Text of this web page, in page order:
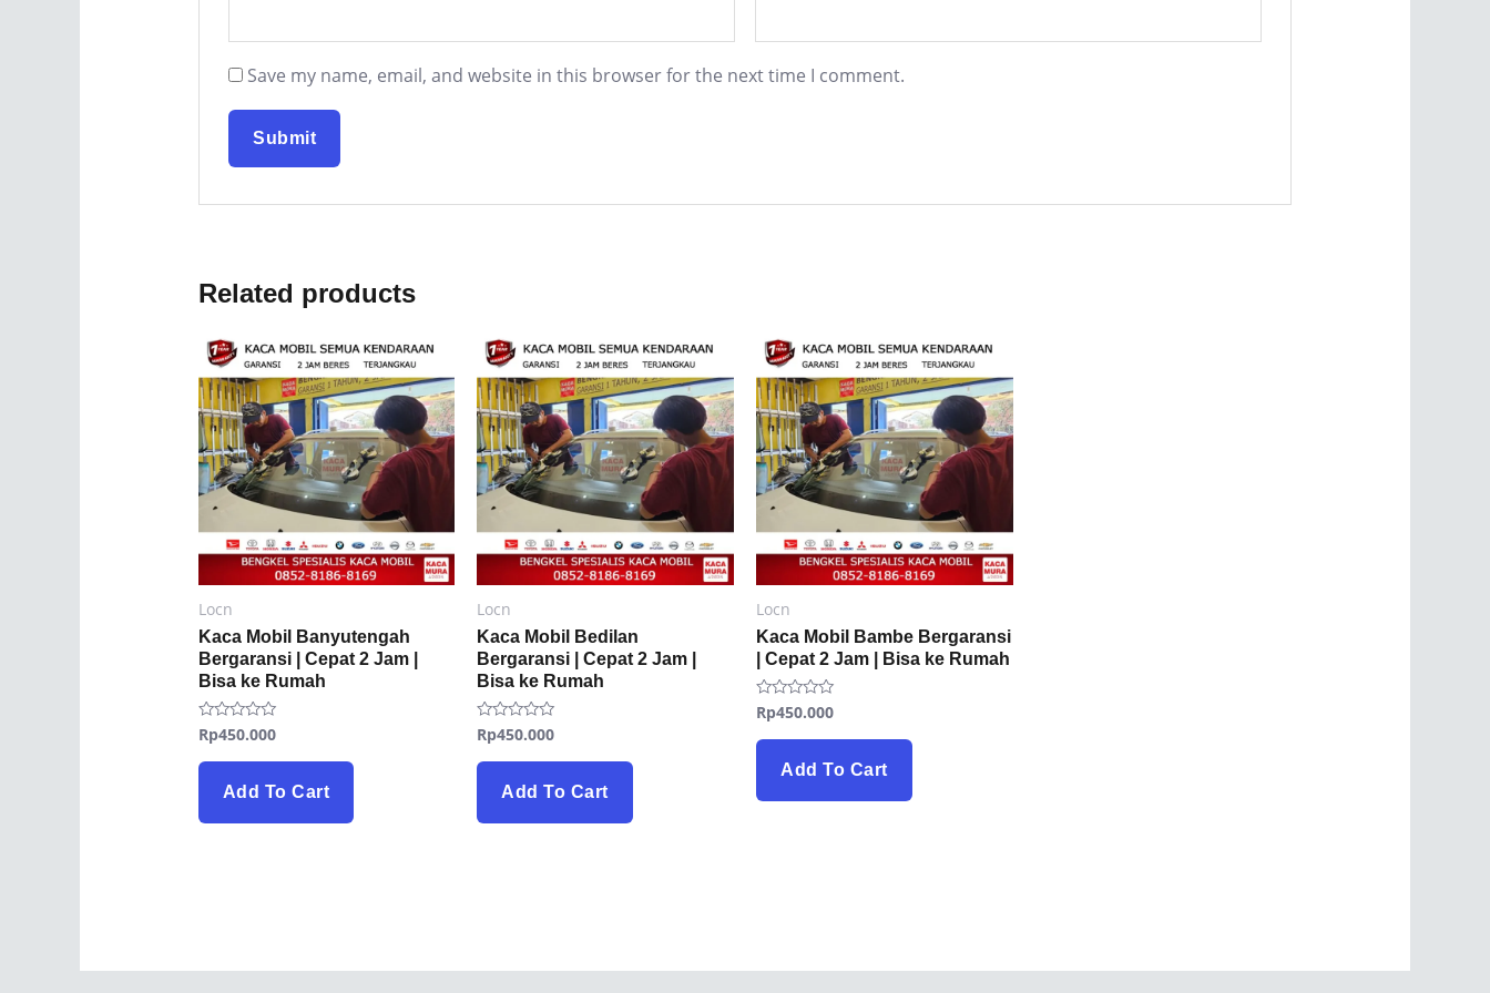
Save my name, email, and website in this browser for the next time I comment.
Related products
Locn
Kaca Mobil Banyutengah
Bergaransi | Cepat 2 Jam |
Bisa ke Rumah
Rated
0
out
Rp450.000
Add To Cart
Locn
Kaca Mobil Bedilan
Bergaransi | Cepat 2 Jam |
Bisa ke Rumah
Rated
0
out
Rp450.000
Add To Cart
Locn
Kaca Mobil Bambe Bergaransi
| Cepat 2 Jam | Bisa ke Rumah
Rated
0
out
Rp450.000
Add To Cart